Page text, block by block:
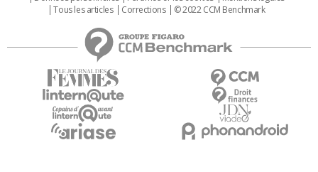
Tous les articles
Corrections © 2022 CCM Benchmark